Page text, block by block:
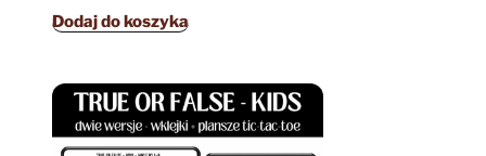
Dodaj do koszyka